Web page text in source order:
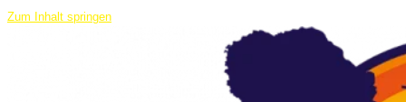
Zum Inhalt springen